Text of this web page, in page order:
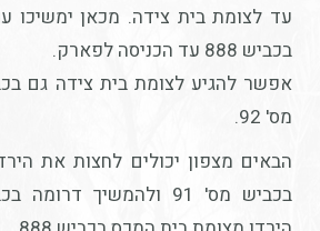
עד לצומת בית צידה. מכאן ימשיכו
בכביש 888 עד הכניסה לפארק.
אפשר להגיע לצומת בית צידה גם
מס' 92.
הבאים מצפון יכולים לחצות את
בכביש מס' 91 ולהמשיך